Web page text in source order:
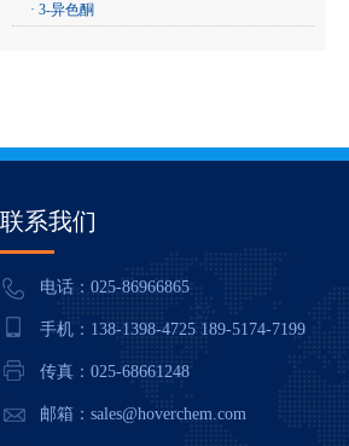
· 3-异色酮
联系我们
电话：025-86966865
手机：138-1398-4725 189-5174-7199
传真：025-68661248
邮箱： sales@hoverchem.com